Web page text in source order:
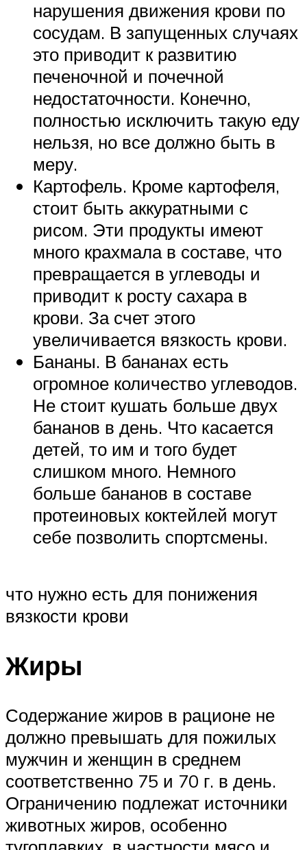
нарушения движения крови по
сосудам. В запущенных случаях
это приводит к развитию
печеночной и почечной
недостаточности. Конечно,
полностью исключить такую еду
нельзя, но все должно быть в
меру.
Картофель. Кроме картофеля,
стоит быть аккуратными с
рисом. Эти продукты имеют
много крахмала в составе, что
превращается в углеводы и
приводит к росту сахара в
крови. За счет этого
увеличивается вязкость крови.
Бананы. В бананах есть
огромное количество углеводов.
Не стоит кушать больше двух
бананов в день. Что касается
детей, то им и того будет
слишком много. Немного
больше бананов в составе
протеиновых коктейлей могут
себе позволить спортсмены.
что нужно есть для понижения
вязкости крови
Жиры
Содержание жиров в рационе не
должно превышать для пожилых
мужчин и женщин в среднем
соответственно 75 и 70 г. в день.
Ограничению подлежат источники
животных жиров, особенно